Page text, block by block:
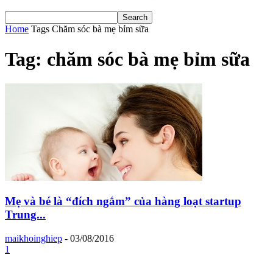
Home Tags Chăm sóc bà mẹ bỉm sữa
Tag: chăm sóc bà mẹ bỉm sữa
Mẹ và bé là “đích ngắm” của hàng loạt startup
Trung...
maikhoinghiep - 03/08/2016
1